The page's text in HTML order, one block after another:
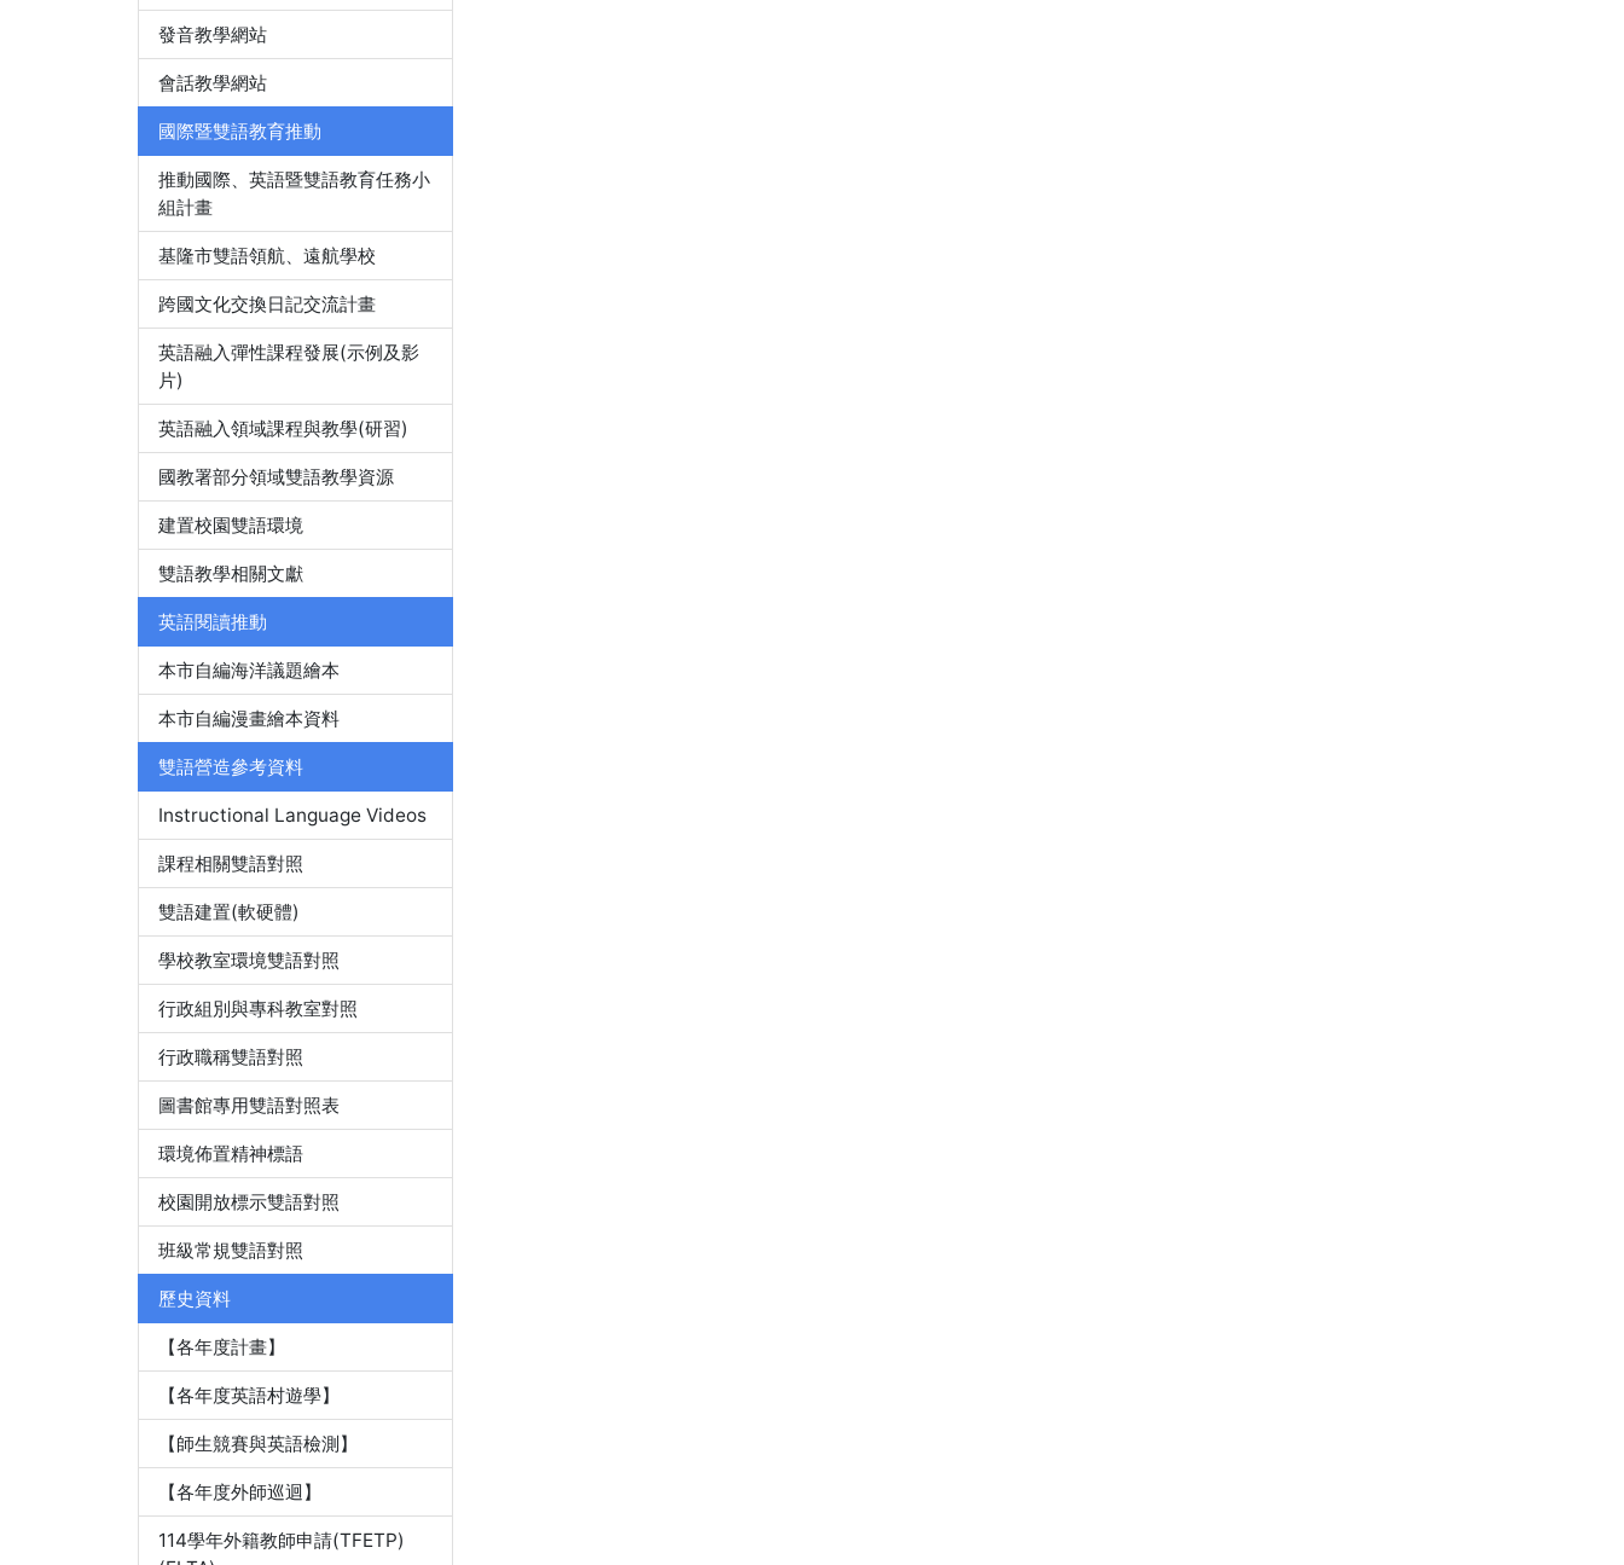
發音教學網站
會話教學網站
國際暨雙語教育推動
推動國際、英語暨雙語教育任務小
組計畫
基隆市雙語領航、遠航學校
跨國文化交換日記交流計畫
英語融入彈性課程發展(示例及影
片)
英語融入領域課程與教學(研習)
國教署部分領域雙語教學資源
建置校園雙語環境
雙語教學相關文獻
英語閱讀推動
本市自編海洋議題繪本
本市自編漫畫繪本資料
雙語營造參考資料
Instructional Language Videos
課程相關雙語對照
雙語建置(軟硬體)
學校教室環境雙語對照
行政組別與專科教室對照
行政職稱雙語對照
圖書館專用雙語對照表
環境佈置精神標語
校園開放標示雙語對照
班級常規雙語對照
歷史資料
【各年度計畫】
【各年度英語村遊學】
【師生競賽與英語檢測】
【各年度外師巡迴】
114學年外籍教師申請(TFETP)